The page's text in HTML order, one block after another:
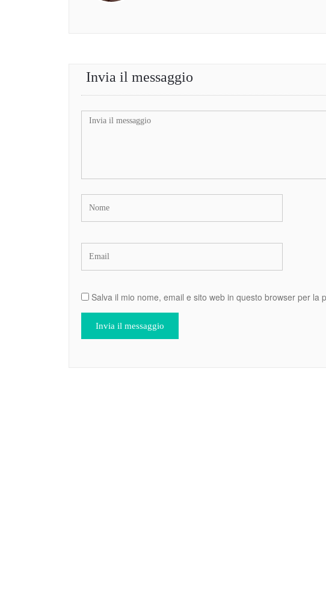
Invia il messaggio
Salva il mio nome, email e sito web in questo browser per la